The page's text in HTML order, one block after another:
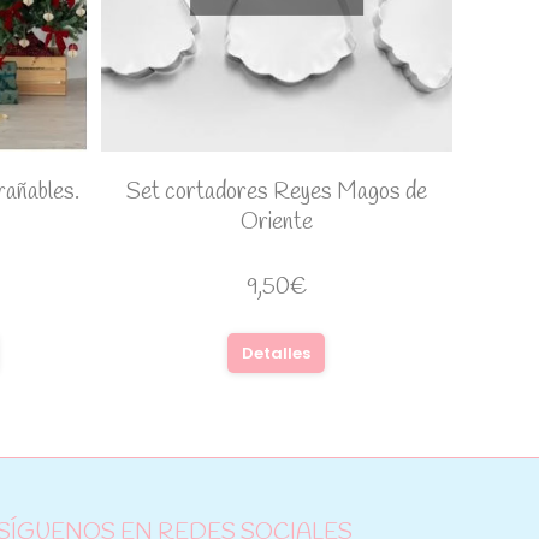
Set cortadores Reyes Magos de
Oriente
9,50€
Detalles